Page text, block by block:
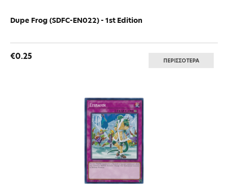
Dupe Frog (SDFC-EN022) - 1st Edition
€0.25 ΠΕΡΙΣΣΟΤΕΡΑ